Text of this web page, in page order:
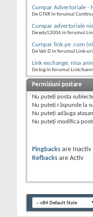
Cumpar Advertoriale -
De GTXR în forumul
Cumpar advertoriale
De edy12006 în forumul
Cumpar link pe .com
De Vali D în forumul Link-
Link exchange, nisa
De big în forumul Link/
Permisiuni postare
Nu puteţi posta
Nu puteţi răspunde la
Nu puteţi adăuga
Nu puteţi modifica
Pingbacks are
Inactiv
Refbacks are Activ